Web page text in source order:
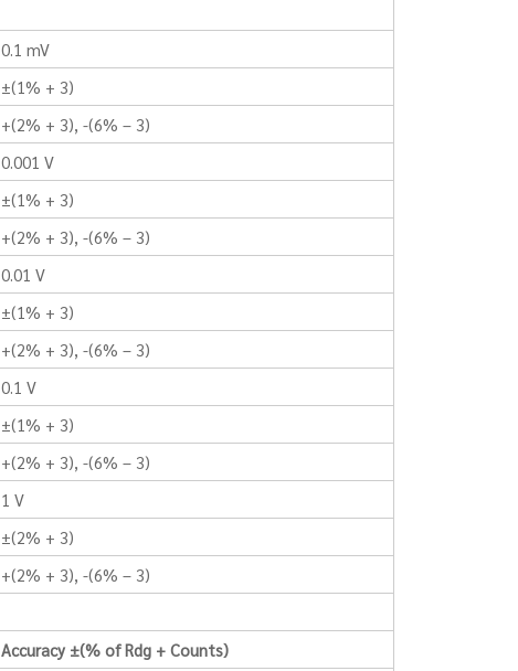
0.1 mV
±(1% + 3)
+(2% + 3), -(6% – 3)
0.001 V
±(1% + 3)
+(2% + 3), -(6% – 3)
0.01 V
±(1% + 3)
+(2% + 3), -(6% – 3)
0.1 V
±(1% + 3)
+(2% + 3), -(6% – 3)
1 V
±(2% + 3)
+(2% + 3), -(6% – 3)
Accuracy ±(% of Rdg + Counts)